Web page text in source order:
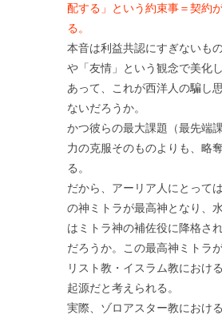
配する」という約束事＝契約
る。
本音は利益共認にすぎないも
や「友情」という観念で美化
あって、これが西洋人の騙し
ないだろうか。
かつ彼らの最大課題（最先端
力の克服そのものよりも、略
る。
だから、アーリア人にとって
の神ミトラが最高神となり、
はミトラ神の補佐役に降格さ
だろうか。この最高神ミトラ
リスト教・イスラム教におけ
起源だと考えられる。
実際、ゾロアスター教におけ